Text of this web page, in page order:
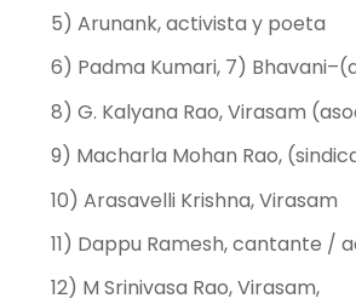
5) Arunank, activista y poeta
6) Padma Kumari, 7)
8) G. Kalyana Rao, Virasam
9) Macharla Mohan Rao,
10) Arasavelli Krishna, Virasam
11) Dappu Ramesh, cantante /
12) M Srinivasa Rao, Virasam,